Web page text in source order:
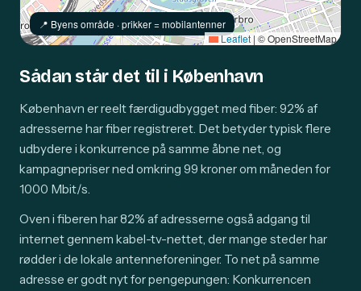
📍️ Byens område · prikker = mobilantenner
Leaflet | © OpenStreetMap
Sådan står det til i København
København er reelt færdigudbygget med fiber: 92% af
adresserne har fiber registreret. Det betyder typisk flere
udbydere i konkurrence på samme åbne net, og
kampagnepriser ned omkring 99 kroner om måneden for
1000 Mbit/s.
Oven i fiberen har 82% af adresserne også adgang til
internet gennem kabel-tv-nettet, der mange steder har
rødder i de lokale antenneforeninger. To net på samme
adresse er godt nyt for pengepungen: Konkurrencen